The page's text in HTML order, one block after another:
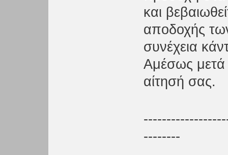
και
αποδοχής
συνέχεια
Αμέσως μετά
αίτησή σας.
--------